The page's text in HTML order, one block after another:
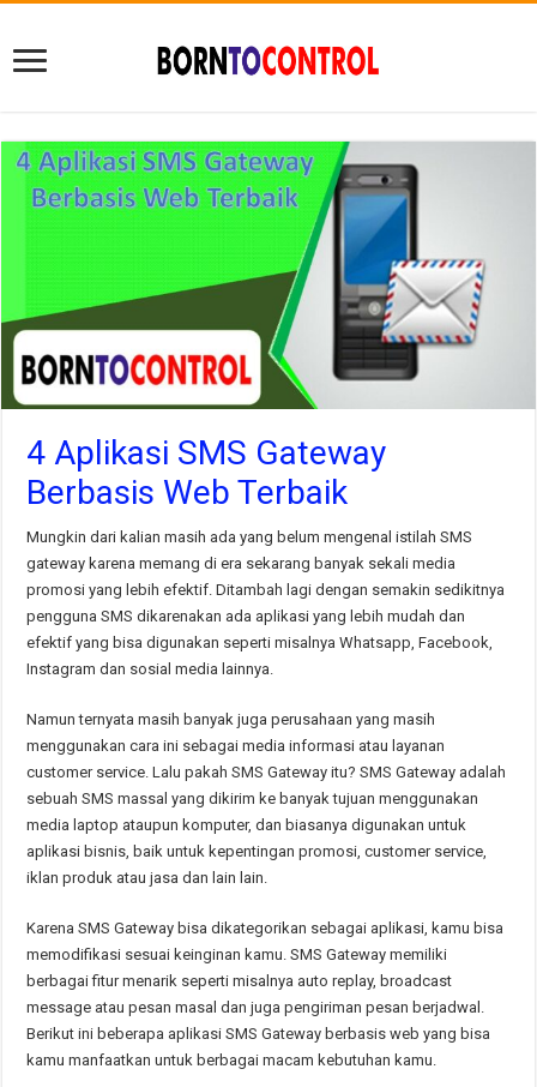
4 Aplikasi SMS Gateway
Berbasis Web Terbaik
Mungkin dari kalian masih ada yang belum mengenal istilah SMS
gateway karena memang di era sekarang banyak sekali media
promosi yang lebih efektif. Ditambah lagi dengan semakin sedikitnya
pengguna SMS dikarenakan ada aplikasi yang lebih mudah dan
efektif yang bisa digunakan seperti misalnya Whatsapp, Facebook,
Instagram dan sosial media lainnya.
Namun ternyata masih banyak juga perusahaan yang masih
menggunakan cara ini sebagai media informasi atau layanan
customer service. Lalu pakah SMS Gateway itu? SMS Gateway adalah
sebuah SMS massal yang dikirim ke banyak tujuan menggunakan
media laptop ataupun komputer, dan biasanya digunakan untuk
aplikasi bisnis, baik untuk kepentingan promosi, customer service,
iklan produk atau jasa dan lain lain.
Karena SMS Gateway bisa dikategorikan sebagai aplikasi, kamu bisa
memodifikasi sesuai keinginan kamu. SMS Gateway memiliki
berbagai fitur menarik seperti misalnya auto replay, broadcast
message atau pesan masal dan juga pengiriman pesan berjadwal.
Berikut ini beberapa aplikasi SMS Gateway berbasis web yang bisa
kamu manfaatkan untuk berbagai macam kebutuhan kamu.